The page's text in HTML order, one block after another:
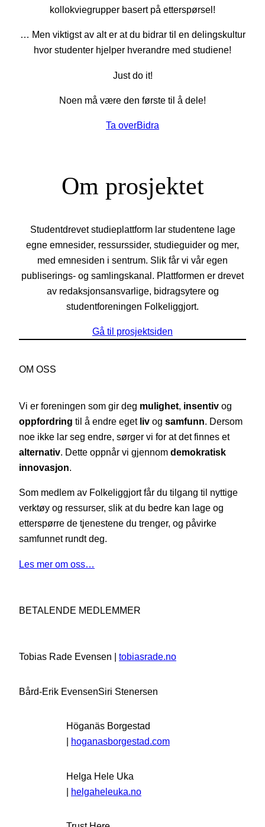
kollokviegrupper basert på etterspørsel!
… Men viktigst av alt er at du bidrar til en delingskultur
hvor studenter hjelper hverandre med studiene!
Just do it!
Noen må være den første til å dele!
Ta overBidra
Om prosjektet
Studentdrevet studieplattform lar studentene lage
egne emnesider, ressurssider, studieguider og mer,
med emnesiden i sentrum. Slik får vi vår egen
publiserings- og samlingskanal. Plattformen er drevet
av redaksjonsansvarlige, bidragsytere og
studentforeningen Folkeliggjort.
Gå til prosjektsiden
OM OSS
Vi er foreningen som gir deg mulighet, insentiv og
oppfordring til å endre eget liv og samfunn. Dersom
noe ikke lar seg endre, sørger vi for at det finnes et
alternativ. Dette oppnår vi gjennom demokratisk
innovasjon.
Som medlem av Folkeliggjort får du tilgang til nyttige
verktøy og ressurser, slik at du bedre kan lage og
etterspørre de tjenestene du trenger, og påvirke
samfunnet rundt deg.
Les mer om oss…
BETALENDE MEDLEMMER
Tobias Rade Evensen | tobiasrade.no
Bård-Erik EvensenSiri Stenersen
Höganäs Borgestad
| hoganasborgestad.com
Helga Hele Uka
| helgaheleuka.no